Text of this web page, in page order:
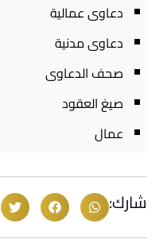
دعاوى عمالية
دعاوى مدنية
صحف الدعاوى
صيغ العقود
عمال
شارك: